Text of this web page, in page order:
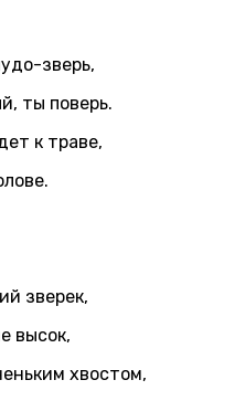
зверь,
ты поверь.
к траве,
зверек,
высок,
хвостом,